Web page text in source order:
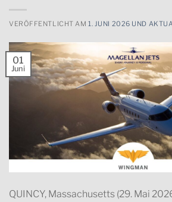
VERÖFFENTLICHT AM1. JUNI 2026 UND
01
Juni
QUINCY, Massachusetts (29. Mai